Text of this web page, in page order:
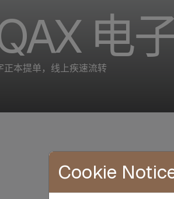
电
正本提单，线上疾速流转
Cookie